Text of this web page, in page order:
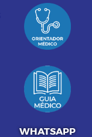
551340072250
WHATSAPP